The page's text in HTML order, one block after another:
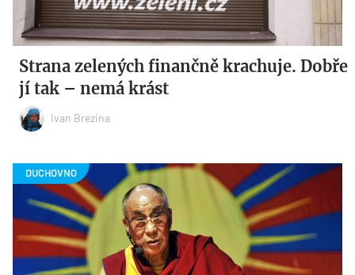
Strana zelených finančně krachuje. Dobře
jí tak – nemá krást
Ivan Brezina